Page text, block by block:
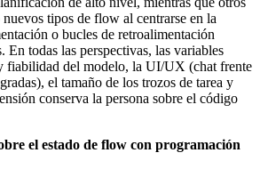
tipos de flow al centrarse en la
o bucles de retroalimentación
En todas las perspectivas, las variables
fiabilidad del modelo, la UI/UX (chat frente
el tamaño de los trozos de tarea y
conserva la persona sobre el código
el estado de flow con programación